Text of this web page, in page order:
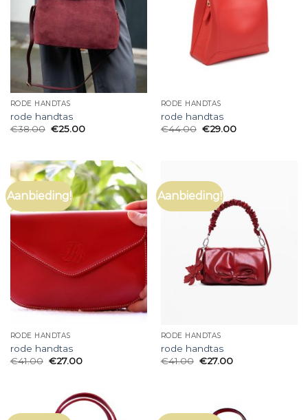
RODE HANDTAS
rode handtas
€38.00 €25.00
RODE HANDTAS
rode handtas
€44.00 €29.00
Aanbieding!
RODE HANDTAS
rode handtas
€41.00 €27.00
Aanbieding!
RODE HANDTAS
rode handtas
€41.00 €27.00